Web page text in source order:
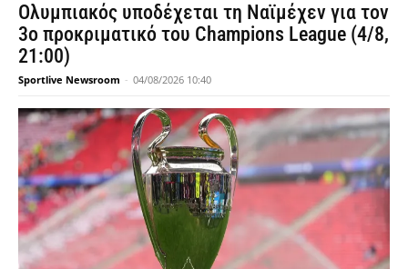
Ολυμπιακός υποδέχεται τη Ναϊμέχεν για τον
3ο προκριματικό του Champions League (4/8,
21:00)
Sportlive Newsroom - 04/08/2026 10:40